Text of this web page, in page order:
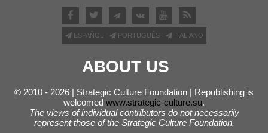
ESPAÑOL PORTUGUÊS ITALIANO
ABOUT US
© 2010 - 2026 | Strategic Culture Foundation | Republishing is
welcomed www.strategic-culture.su.
The views of individual contributors do not necessarily
represent those of the Strategic Culture Foundation.